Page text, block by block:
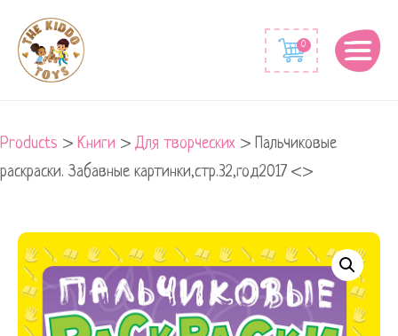
0
Products > Книги > Для творческих > Пальчиковые
раскраски. Забавные картинки,стр.32,год2017 <>
Пальчиковые
раскраски.
Забавные
картинки,стр.32,год2017